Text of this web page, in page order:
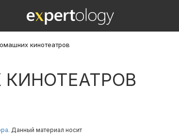
кинотеатров
Данный материал носит